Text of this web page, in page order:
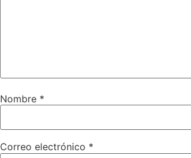
Nombre *
Correo electrónico *